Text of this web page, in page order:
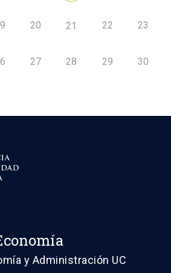
20 21 22 23
27 28 29 30
y Administración UC